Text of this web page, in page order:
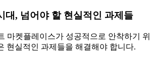
대, 넘어야 할 현실적인 과제들
마켓플레이스가 성공적으로 안착하기 위
현실적인 과제들을 해결해야 합니다.